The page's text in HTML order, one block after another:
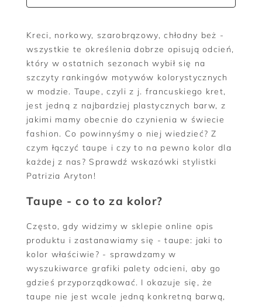
Kreci, norkowy, szarobrązowy, chłodny beż -
wszystkie te określenia dobrze opisują odcień,
który w ostatnich sezonach wybił się na
szczyty rankingów motywów kolorystycznych
w modzie. Taupe, czyli z j. francuskiego kret,
jest jedną z najbardziej plastycznych barw, z
jakimi mamy obecnie do czynienia w świecie
fashion. Co powinnyśmy o niej wiedzieć? Z
czym łączyć taupe i czy to na pewno kolor dla
każdej z nas? Sprawdź wskazówki stylistki
Patrizia Aryton!
Taupe - co to za kolor?
Często, gdy widzimy w sklepie online opis
produktu i zastanawiamy się - taupe: jaki to
kolor właściwie? - sprawdzamy w
wyszukiwarce grafiki palety odcieni, aby go
gdzieś przyporządkować. I okazuje się, że
taupe nie jest wcale jedną konkretną barwą,